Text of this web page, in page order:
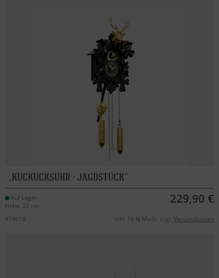
KUCKUCKSUHR - JAGDSTÜCK
Auf Lager
Höhe: 22 cm
229,90 €
#74018 inkl. 19 % MwSt. zzgl. Versandkosten